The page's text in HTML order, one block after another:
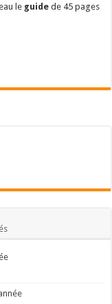
le guide de 45 pages